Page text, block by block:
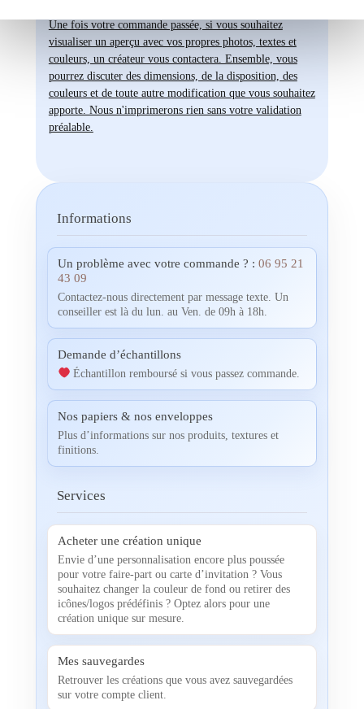
Une fois votre commande passée, si vous souhaitez
visualiser un aperçu avec vos propres photos, textes et
couleurs, un créateur vous contactera. Ensemble, vous
pourrez discuter des dimensions, de la disposition, des
couleurs et de toute autre modification que vous souhaitez
apporte. Nous n'imprimerons rien sans votre validation
préalable.
Informations
Un problème avec votre commande ? : 06 95 21
43 09
Contactez-nous directement par message texte. Un
conseiller est là du lun. au Ven. de 09h à 18h.
Demande d’échantillons
Échantillon remboursé si vous passez commande.
Nos papiers & nos enveloppes
Plus d’informations sur nos produits, textures et
finitions.
Services
Acheter une création unique
Envie d’une personnalisation encore plus poussée
pour votre faire-part ou carte d’invitation ? Vous
souhaitez changer la couleur de fond ou retirer des
icônes/logos prédéfinis ? Optez alors pour une
création unique sur mesure.
Mes sauvegardes
Retrouver les créations que vous avez sauvegardées
sur votre compte client.